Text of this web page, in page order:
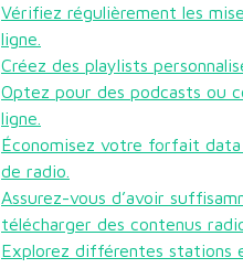
Vérifiez régulièrement les
ligne.
Créez des playlists
Optez pour des podcasts ou
ligne.
Économisez votre forfait
de radio.
Assurez-vous d’avoir
télécharger des contenus
Explorez différentes stations